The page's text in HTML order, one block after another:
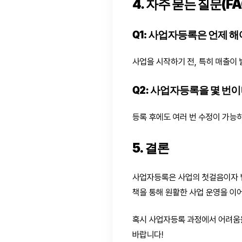
4. 자주 묻는 질문
Q1: 사업자등록은 언제
사업을 시작하기 전, 특히 매출이
Q2: 사업자등록을 몇 번
등록 후에도 여러 번 수정이 가능
5. 결론
사업자등록은 사업의 첫걸음이
책을 통해 원활한 사업 운영을 이
혹시 사업자등록 과정에서 어려
바랍니다!